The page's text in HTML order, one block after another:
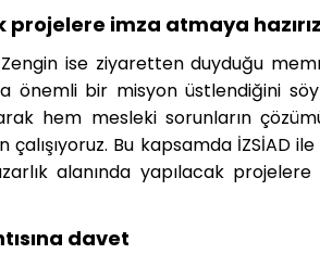
projelere imza atmaya
Zengin ise ziyaretten duyduğu
önemli bir misyon üstlendiğini
hem mesleki sorunların
çalışıyoruz. Bu kapsamda İZSİAD
alanında yapılacak
davet